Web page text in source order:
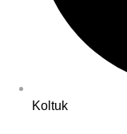
Koltuk